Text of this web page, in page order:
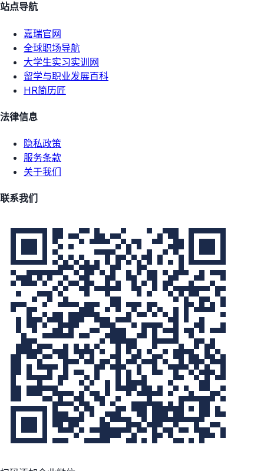
站点导航
嘉瑞官网
全球职场导航
大学生实习实训网
留学与职业发展百科
HR简历匠
法律信息
隐私政策
服务条款
关于我们
联系我们